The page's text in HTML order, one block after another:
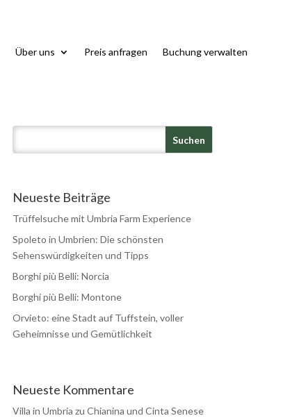
Über uns Preis anfragen Buchung verwalten
Neueste Beiträge
Trüffelsuche mit Umbria Farm Experience
Spoleto in Umbrien: Die schönsten
Sehenswürdigkeiten und Tipps
Borghi più Belli: Norcia
Borghi più Belli: Montone
Orvieto: eine Stadt auf Tuffstein, voller
Geheimnisse und Gemütlichkeit
Neueste Kommentare
Villa in Umbria zu Chianina und Cinta Senese